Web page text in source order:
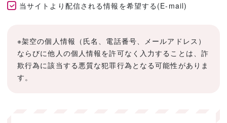
当サイトより配信される情報を希望する(E-mail)
※架空の個人情報（氏名、電話番号、メールアドレス）
ならびに他人の個人情報を許可なく入力することは、詐
欺行為に該当する悪質な犯罪行為となる可能性がありま
す。